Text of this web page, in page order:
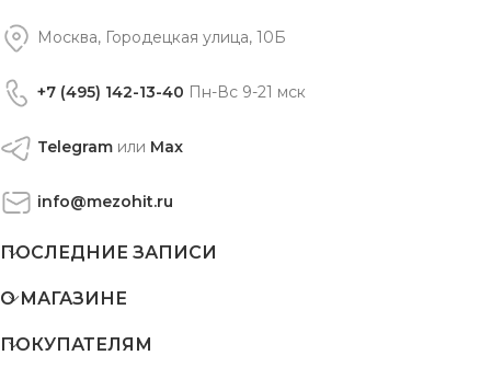
Москва, Городецкая улица, 10Б
+7 (495) 142-13-40 Пн-Вс 9-21 мск
Telegram или Max
info@mezohit.ru
ПОСЛЕДНИЕ ЗАПИСИ
О МАГАЗИНЕ
ПОКУПАТЕЛЯМ